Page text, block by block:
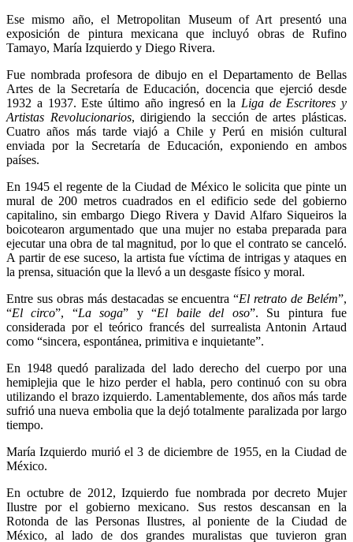
Ese mismo año, el Metropolitan Museum of Art presentó una
exposición de pintura mexicana que incluyó obras de Rufino
Tamayo, María Izquierdo y Diego Rivera.
Fue nombrada profesora de dibujo en el Departamento de Bellas
Artes de la Secretaría de Educación, docencia que ejerció desde
1932 a 1937. Este último año ingresó en la Liga de Escritores y
Artistas Revolucionarios, dirigiendo la sección de artes plásticas.
Cuatro años más tarde viajó a Chile y Perú en misión cultural
enviada por la Secretaría de Educación, exponiendo en ambos
países.
En 1945 el regente de la Ciudad de México le solicita que pinte un
mural de 200 metros cuadrados en el edificio sede del gobierno
capitalino, sin embargo Diego Rivera y David Alfaro Siqueiros la
boicotearon argumentado que una mujer no estaba preparada para
ejecutar una obra de tal magnitud, por lo que el contrato se canceló.
A partir de ese suceso, la artista fue víctima de intrigas y ataques en
la prensa, situación que la llevó a un desgaste físico y moral.
Entre sus obras más destacadas se encuentra “El retrato de Belém”,
“El circo”, “La soga” y “El baile del oso”. Su pintura fue
considerada por el teórico francés del surrealista Antonin Artaud
como “sincera, espontánea, primitiva e inquietante”.
En 1948 quedó paralizada del lado derecho del cuerpo por una
hemiplejia que le hizo perder el habla, pero continuó con su obra
utilizando el brazo izquierdo. Lamentablemente, dos años más tarde
sufrió una nueva embolia que la dejó totalmente paralizada por largo
tiempo.
María Izquierdo murió el 3 de diciembre de 1955, en la Ciudad de
México.
En octubre de 2012, Izquierdo fue nombrada por decreto Mujer
Ilustre por el gobierno mexicano. Sus restos descansan en la
Rotonda de las Personas Ilustres, al poniente de la Ciudad de
México, al lado de dos grandes muralistas que tuvieron gran